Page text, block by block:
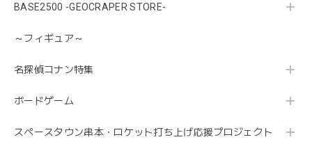
BASE2500 -GEOCRAPER STORE-
～フィギュア～
名探偵コナン特集
ボードゲーム
スペースタウン串本・ロケット打ち上げ応援プロジェクト